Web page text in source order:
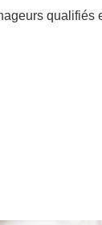
qualifiés